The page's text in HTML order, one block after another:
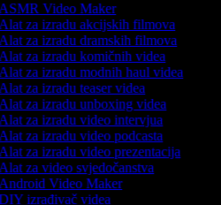
Video Maker
za izradu akcijskih filmova
za izradu dramskih filmova
za izradu komičnih videa
za izradu modnih haul videa
za izradu teaser videa
za izradu unboxing videa
za izradu video intervjua
za izradu video podcasta
za izradu video prezentacija
za video svjedočanstva
Video Maker
izrađivač videa